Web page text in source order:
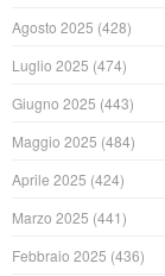
Agosto 2025 (428)
Luglio 2025 (474)
Giugno 2025 (443)
Maggio 2025 (484)
Aprile 2025 (424)
Marzo 2025 (441)
Febbraio 2025 (436)